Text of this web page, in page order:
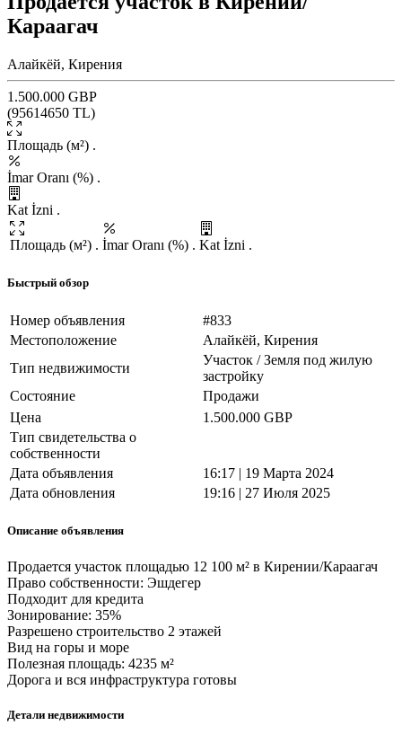
Караагач
Алайкёй, Кирения
1.500.000 GBP
(95614650 TL)
Площадь (м²) .
İmar Oranı (%) .
Kat İzni .
Площадь (м²) . İmar Oranı (%) . Kat İzni .
Быстрый обзор
Номер объявления
#833
Местоположение
Алайкёй, Кирения
Тип недвижимости
Участок / Земля под жилую
застройку
Состояние
Продажи
Цена
1.500.000 GBP
Тип свидетельства о
собственности
Дата объявления
16:17 | 19 Марта 2024
Дата обновления
19:16 | 27 Июля 2025
Описание объявления
Продается участок площадью 12 100 м² в Кирении/Караагач
Право собственности: Эшдегер
Подходит для кредита
Зонирование: 35%
Разрешено строительство 2 этажей
Вид на горы и море
Полезная площадь: 4235 м²
Дорога и вся инфраструктура готовы
Детали недвижимости